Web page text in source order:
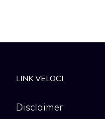
LINK VELOCI
Disclaimer